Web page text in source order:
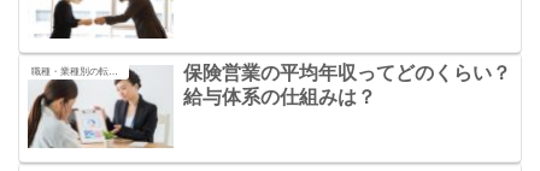
職種・業種別の転職の秘訣
保険営業の平均年収ってどのくらい？
給与体系の仕組みは？